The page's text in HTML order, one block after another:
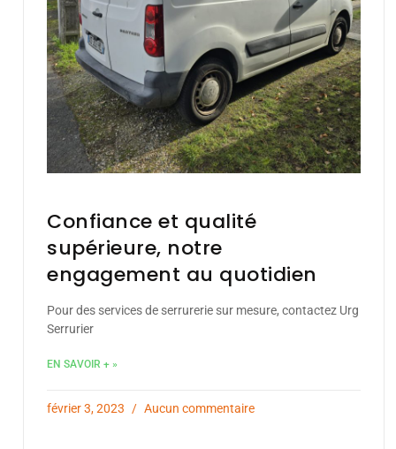
Confiance et qualité
supérieure, notre
engagement au quotidien
Pour des services de serrurerie sur mesure, contactez Urg
Serrurier
EN SAVOIR + »
février 3, 2023 Aucun commentaire